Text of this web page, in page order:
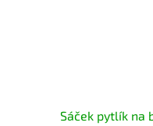
Sáček pytlík na